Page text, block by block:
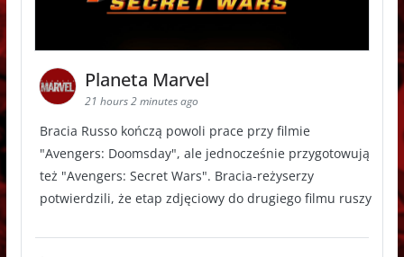
Planeta Marvel
21 hours 2 minutes ago
Bracia Russo kończą powoli prace przy filmie
"Avengers: Doomsday", ale jednocześnie przygotowują
też "Avengers: Secret Wars". Bracia-reżyserzy
potwierdzili, że etap zdjęciowy do drugiego filmu ruszy